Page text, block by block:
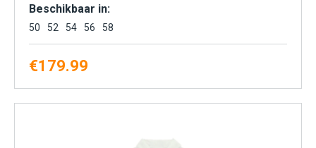
Beschikbaar in:
50 52 54 56 58
€179.99